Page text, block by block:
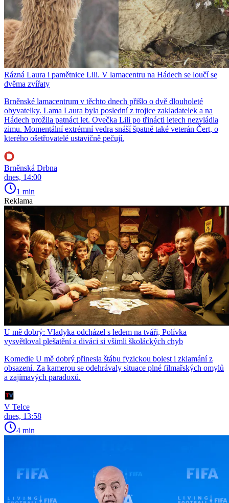
Rázná Laura i pamětnice Lili. V lamacentru na Hádech se loučí se
dvěma zvířaty
Brněnské lamacentrum v těchto dnech přišlo o dvě dlouholeté
obyvatelky. Lama Laura byla poslední z trojice zakladatelek a na
Hádech prožila patnáct let. Ovečka Lili po třinácti letech nezvládla
zimu. Momentální extrémní vedra snáší špatně také veterán Čert, o
kterého ošetřovatelé ustavičně pečují.
Brněnská Drbna
dnes, 14:00
1 min
Reklama
U mě dobrý: Vladyka odcházel s ledem na tváři, Polívka
vysvětloval plešatění a diváci si všimli školáckých chyb
Komedie U mě dobrý přinesla štábu fyzickou bolest i zklamání z
obsazení. Za kamerou se odehrávaly situace plné filmařských omylů
a zajímavých paradoxů.
V Telce
dnes, 13:58
4 min